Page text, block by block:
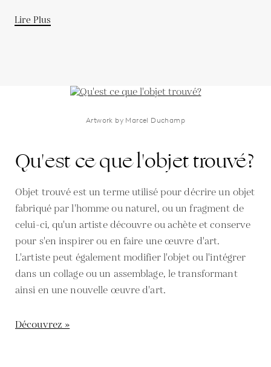
Lire Plus
Artwork by Marcel Duchamp
Qu'est ce que l'objet trouvé?
Objet trouvé est un terme utilisé pour décrire un objet
fabriqué par l'homme ou naturel, ou un fragment de
celui-ci, qu'un artiste découvre ou achète et conserve
pour s'en inspirer ou en faire une œuvre d'art.
L'artiste peut également modifier l'objet ou l'intégrer
dans un collage ou un assemblage, le transformant
ainsi en une nouvelle œuvre d'art.
Découvrez »